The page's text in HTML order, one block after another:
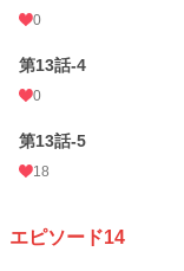
0
第13話-4
0
第13話-5
18
エピソード14